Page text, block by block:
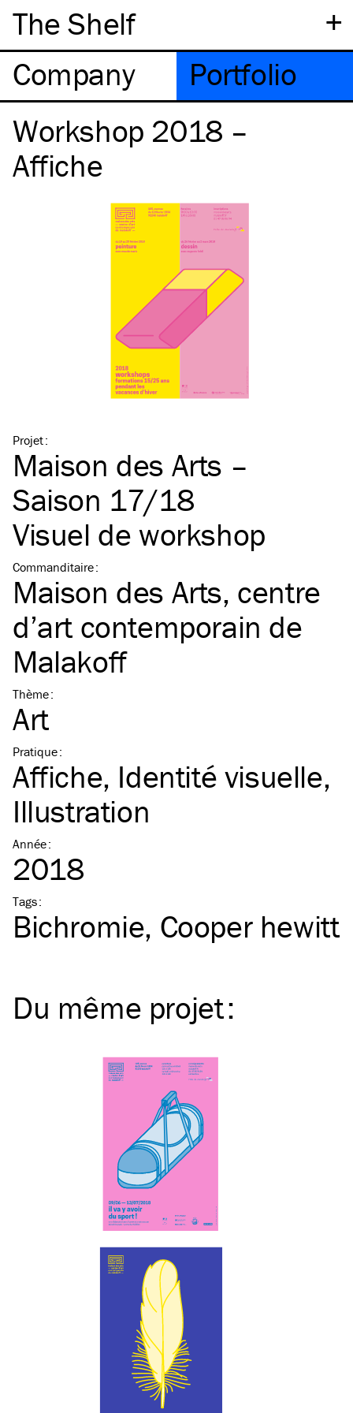
+
The Shelf
Company
Portfolio
Workshop 2018 –
Affiche
Projet:
Maison des Arts –
Saison 17/18
Visuel de workshop
Commanditaire:
Maison des Arts, centre
d’art contemporain de
Malakoff
Thème:
Art
Pratique:
Affiche Identité visuelle
Illustration
Année:
2018
Tags:
Bichromie Cooper hewitt
Du même projet: